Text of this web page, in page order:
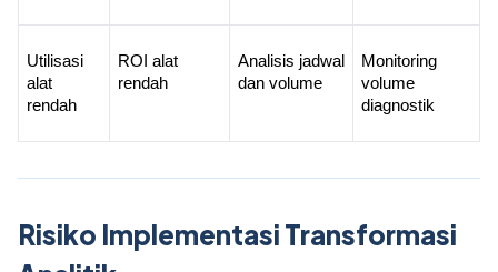
Utilisasi
alat
rendah
ROI alat
rendah
Analisis jadwal
dan volume
Monitoring
volume
diagnostik
Risiko Implementasi Transformasi